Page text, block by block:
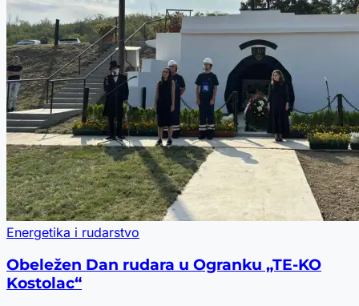
Energetika i rudarstvo
Obeležen Dan rudara u Ogranku „TE-KO
Kostolac“